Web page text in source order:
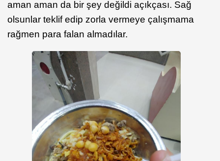
aman aman da bir şey değildi açıkçası. Sağ
olsunlar teklif edip zorla vermeye çalışmama
rağmen para falan almadılar.